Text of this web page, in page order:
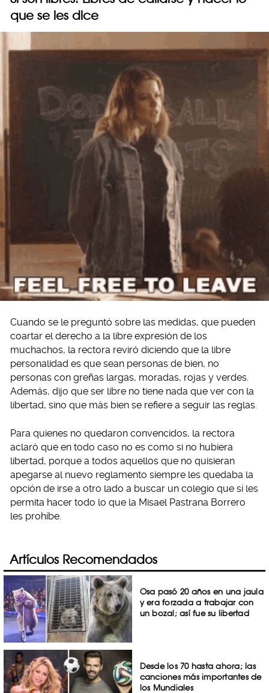
que se les dice
Cuando se le preguntó sobre las medidas, que pueden
coartar el derecho a la libre expresión de los
muchachos, la rectora reviró diciendo que la libre
personalidad es que sean personas de bien, no
personas con greñas largas, moradas, rojas y verdes.
Además, dijo que ser libre no tiene nada que ver con la
libertad, sino que más bien se refiere a seguir las reglas.
Para quienes no quedaron convencidos, la rectora
aclaró que en todo caso no es como si no hubiera
libertad, porque a todos aquellos que no quisieran
apegarse al nuevo reglamento siempre les quedaba la
opción de irse a otro lado a buscar un colegio que sí les
permita hacer todo lo que la Misael Pastrana Borrero
les prohíbe.
Artículos Recomendados
Osa pasó 20 años en una jaula
y era forzada a trabajar con
un bozal; así fue su libertad
Desde los 70 hasta ahora; las
canciones más importantes de
los Mundiales